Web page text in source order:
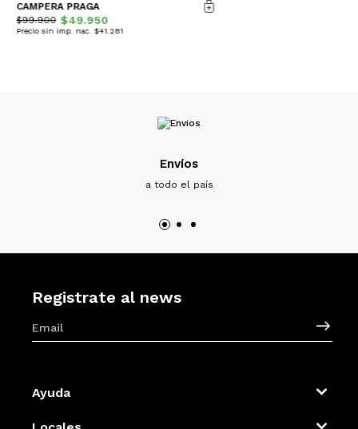
CAMPERA PRAGA
$99.900 $49.950
Precio sin imp. nac. $41.281
Envíos
a todo el país
Registrate al news
Ayuda